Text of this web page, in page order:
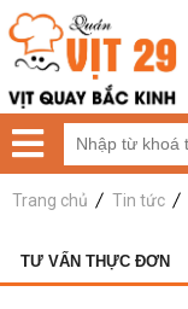
Trang chủ Tin tức
TƯ VẤN THỰC ĐƠN